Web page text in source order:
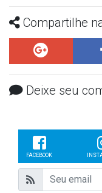
Compartilhe
Deixe seu
FACEBOOK